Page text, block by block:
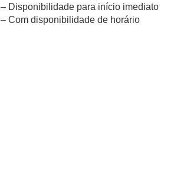
– Disponibilidade para início imediato
– Com disponibilidade de horário